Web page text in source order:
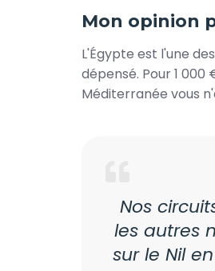
Mon opinion
L'Égypte est l'une
dépensé. Pour 1
Méditerranée vous
Nos
les autres
sur le Nil